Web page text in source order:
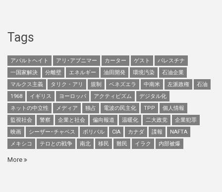
Tags
アパルトヘイト アリ･アブニマー カーター ゲスト
パレスチナ
一国家解決
分離壁 エネルギー 油田開発 環境汚染
石油企業
マルクス主義
タリク・アリ 規制 ベネズエラ 中南米 左派政権
石油
1968
イギリス ヨーロッパ アクティビズム
デジタル化
ネットの中立性
メディア 独占 電波の民主化 TPP
個人情報
監視社会
警察 企業と社会 偏向報道 温暖化 二大政党
企業犯罪
映画
シーザー･チャベス ボリバル CIA カナダ 諜報
NAFTA
メキシコ
テロとの戦争 南北 移民 難民 イラク 内部被爆
More